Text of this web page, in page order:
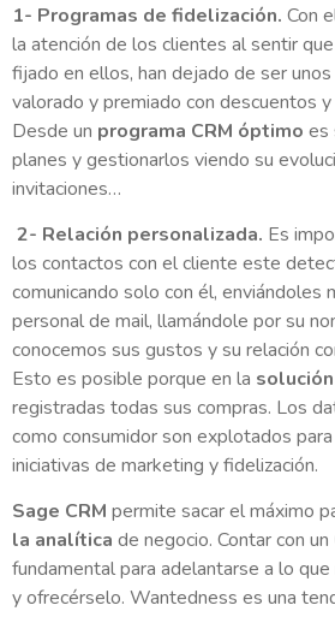
1- Programas de fidelización. Con
la atención de los clientes al sentir
fijado en ellos, han dejado de ser
valorado y premiado con descuentos
Desde un programa CRM óptimo es
planes y gestionarlos viendo su
invitaciones…
2- Relación personalizada. Es
los contactos con el cliente este
comunicando solo con él, enviándoles
personal de mail, llamándole por su
conocemos sus gustos y su relación
Esto es posible porque en la solución
registradas todas sus compras. Los
como consumidor son explotados
iniciativas de marketing y fidelización.
Sage CRM permite sacar el máximo
la analítica de negocio. Contar con un
fundamental para adelantarse a lo
y ofrecérselo. Wantedness es una